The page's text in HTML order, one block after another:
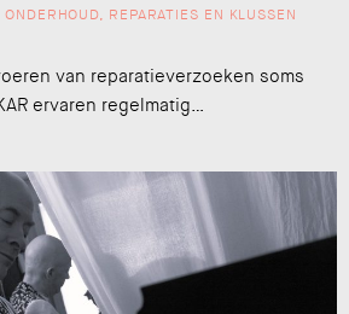
ONDERHOUD, REPARATIES EN KLUSSEN
van reparatieverzoeken soms
ervaren regelmatig…